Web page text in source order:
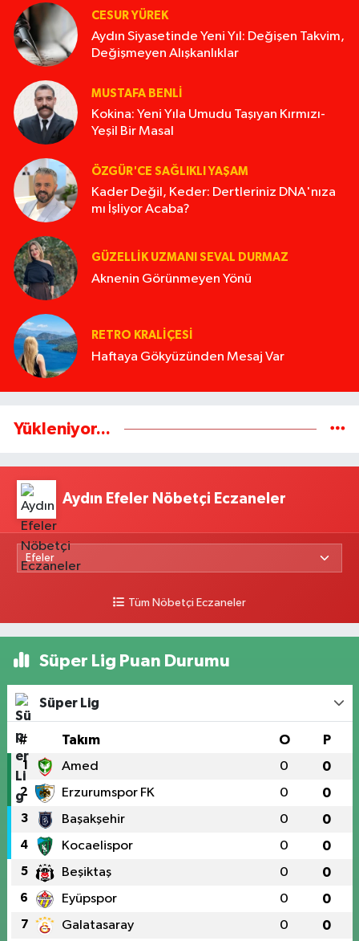
CESUR YÜREK
Aydın Siyasetinde Yeni Yıl: Değişen Takvim,
Değişmeyen Alışkanlıklar
MUSTAFA BENLI
Kokina: Yeni Yıla Umudu Taşıyan Kırmızı-
Yeşil Bir Masal
ÖZGÜR'CE SAĞLIKLI YAŞAM
Kader Değil, Keder: Dertleriniz DNA'nıza
mı İşliyor Acaba?
GÜZELLIK UZMANI SEVAL DURMAZ
Aknenin Görünmeyen Yönü
RETRO KRALIÇESI
Haftaya Gökyüzünden Mesaj Var
Yükleniyor...
Aydın Efeler Nöbetçi Eczaneler
Tüm Nöbetçi Eczaneler
Süper Lig Puan Durumu
Süper Lig
# Takım O P
1 Amed 0 0
2 Erzurumspor FK 0 0
3 Başakşehir 0 0
4 Kocaelispor 0 0
5 Beşiktaş 0 0
6 Eyüpspor 0 0
7 Galatasaray 0 0